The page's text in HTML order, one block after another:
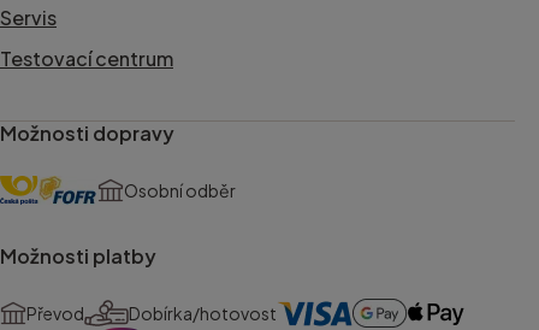
Servis
Testovací centrum
Možnosti dopravy
Osobní odběr
Možnosti platby
Převod Dobírka/hotovost